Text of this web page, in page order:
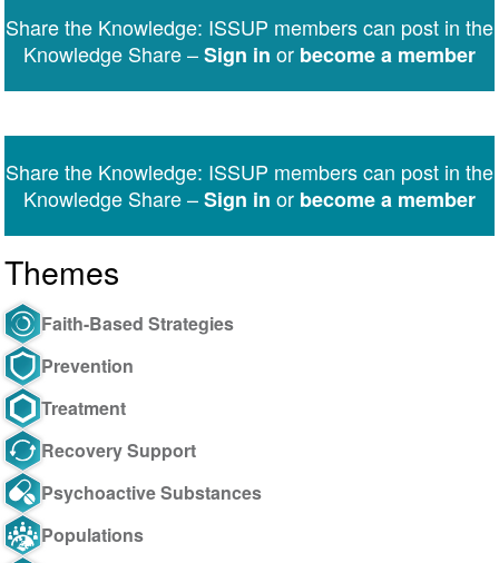
Messenger
Share the Knowledge: ISSUP members can post in the
Knowledge Share –Sign in or become a member
Share the Knowledge: ISSUP members can post in the
Knowledge Share –Sign in or become a member
Themes
Faith-Based Strategies
Prevention
Treatment
Recovery Support
Psychoactive Substances
Populations